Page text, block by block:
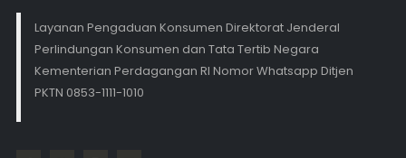
Layanan Pengaduan Konsumen Direktorat Jenderal
Perlindungan Konsumen dan Tata Tertib Negara
Kementerian Perdagangan RI Nomor Whatsapp Ditjen
PKTN 0853-1111-1010